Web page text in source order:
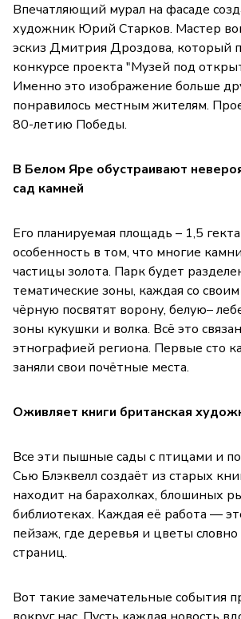
Впечатляющий мурал на фасаде
художник Юрий Старков. Мастер
эскиз Дмитрия Дроздова, который
конкурсе проекта "Музей под
Именно это изображение больше
понравилось местным жителям.
80-летию Победы.
В Белом Яре обустраивают
сад камней
Его планируемая площадь – 1,5
особенность в том, что многие
частицы золота. Парк будет
тематические зоны, каждая со
чёрную посвятят ворону, белую–
зоны кукушки и волка. Всё это
этнографией региона. Первые сто
заняли свои почётные места.
Оживляет книги британская
Все эти пышные сады с птицами и
Сью Блэквелл создаёт из старых
находит на барахолках, блошиных
библиотеках. Каждая её работа —
пейзаж, где деревья и цветы
страниц.
Вот такие замечательные события